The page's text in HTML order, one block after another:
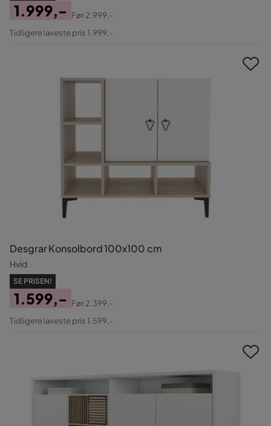
Pris
1.999,-
Original
Før2.999,-
Tidligere laveste pris 1.999,-
Desgrar Konsolbord 100x100 cm
Hvid
SE PRISEN!
Pris
1.599,-
Original
Før2.399,-
Tidligere laveste pris 1.599,-